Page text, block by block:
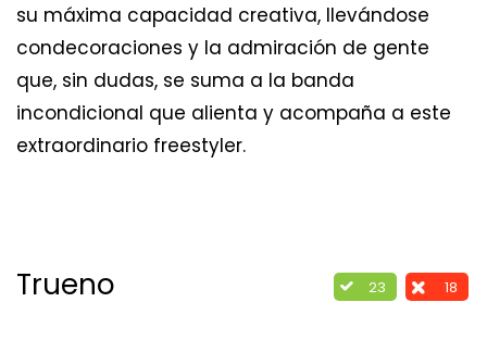
su máxima capacidad creativa, llevándose
condecoraciones y la admiración de gente
que, sin dudas, se suma a la banda
incondicional que alienta y acompaña a este
extraordinario freestyler.
23 18
Trueno